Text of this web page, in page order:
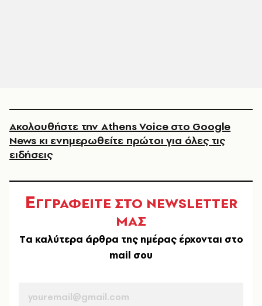
Ακολουθήστε την Athens Voice στο Google
News κι ενημερωθείτε πρώτοι για όλες τις
ειδήσεις
ΕΓΓΡΑΦΕΙΤΕ ΣΤΟ NEWSLETTER
ΜΑΣ
Tα καλύτερα άρθρα της ημέρας έρχονται στο
mail σου